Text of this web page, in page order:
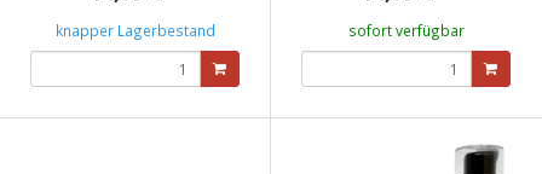
knapper Lagerbestand sofort verfügbar